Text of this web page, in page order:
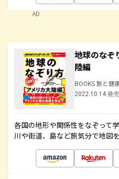
AD
地球のな
陸編
BOOKS 旅と健
2022.10.14 発売
各国の地形や関係性をなぞって
川や街道、島など旅気分で地図